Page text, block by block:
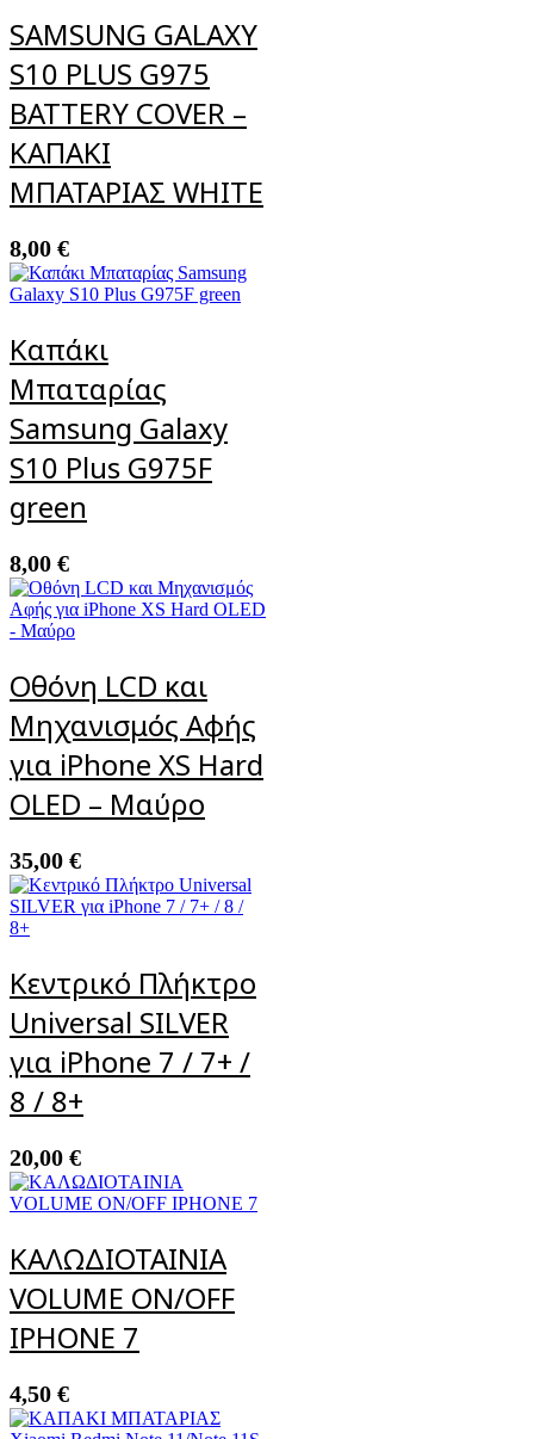
SAMSUNG GALAXY
S10 PLUS G975
BATTERY COVER –
ΚΑΠΑΚΙ
ΜΠΑΤΑΡΙΑΣ WHITE
8,00 €
Καπάκι
Μπαταρίας
Samsung Galaxy
S10 Plus G975F
green
8,00 €
Οθόνη LCD και
Μηχανισμός Αφής
για iPhone XS Hard
OLED – Μαύρο
35,00 €
Κεντρικό Πλήκτρο
Universal SILVER
για iPhone 7 / 7+ /
8 / 8+
20,00 €
ΚΑΛΩΔΙΟΤΑΙΝΙΑ
VOLUME ON/OFF
IPHONE 7
4,50 €